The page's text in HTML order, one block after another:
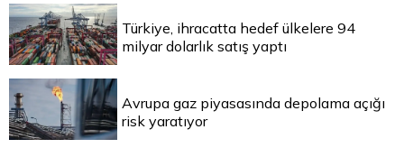
Türkiye, ihracatta hedef ülkelere 94
milyar dolarlık satış yaptı
Avrupa gaz piyasasında depolama açığı
risk yaratıyor